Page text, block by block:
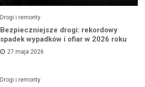
Drogi i remonty
Bezpieczniejsze drogi: rekordowy
spadek wypadków i ofiar w 2026 roku
27 maja 2026
Drogi i remonty